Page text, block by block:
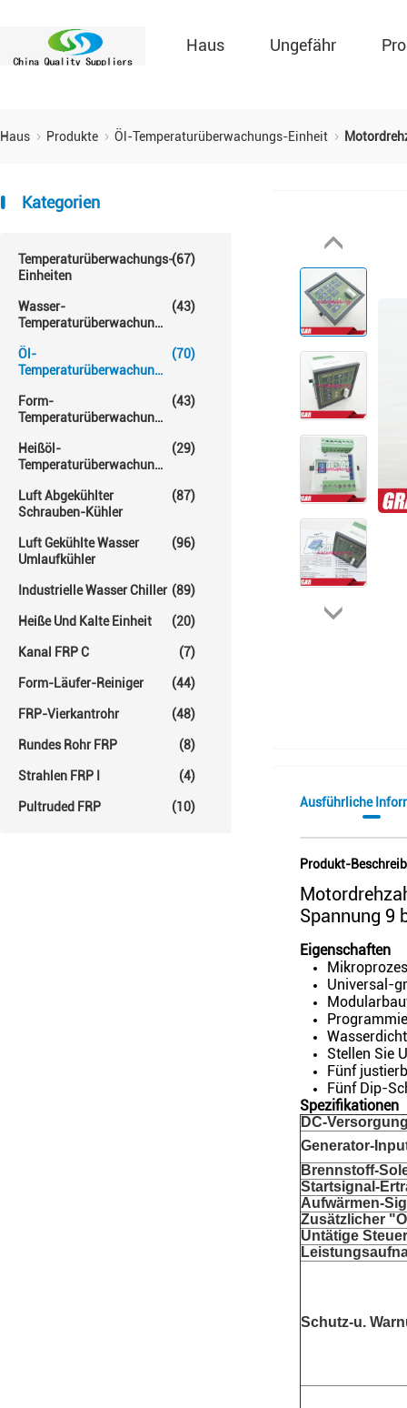
Haus Ungefähr
Haus Produkte Öl-Temperaturüberwachungs-Einheit
Kategorien
Temperaturüberwachungs-
Einheiten
(67)
Wasser-
Temperaturüberwachungs-
(43)
Öl-
Temperaturüberwachungs-
(70)
Form-
Temperaturüberwachungs-
(43)
Heißöl-
Temperaturüberwachungs-
(29)
Luft Abgekühlter
Schrauben-Kühler
(87)
Luft Gekühlte Wasser
Umlaufkühler
(96)
Industrielle Wasser Chiller (89)
Heiße Und Kalte Einheit (20)
Kanal FRP C (7)
Form-Läufer-Reiniger (44)
FRP-Vierkantrohr (48)
Rundes Rohr FRP (8)
Strahlen FRP I (4)
Pultruded FRP (10) Ausführliche
Produkt-
Spannung 9
Eigenschaften
Universal-
Stellen Sie
Fünf
Fünf Dip-
Spezifikationen
DC-
Generator-
Brennstoff-
Startsignal-
Aufwärmen-
Zusätzlicher
Untätige
Schutz-u.